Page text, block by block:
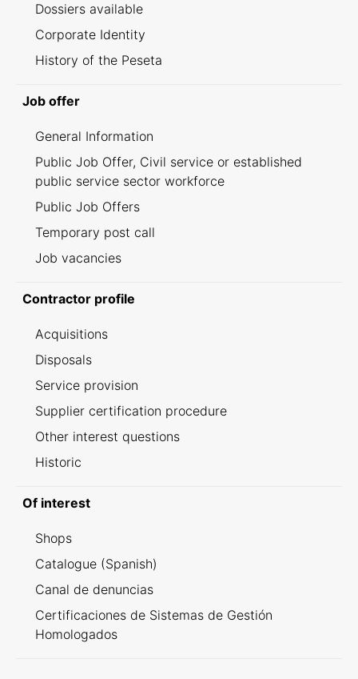
Dossiers available
Corporate Identity
History of the Peseta
Job offer
General Information
Public Job Offer, Civil service or established
public service sector workforce
Public Job Offers
Temporary post call
Job vacancies
Contractor profile
Acquisitions
Disposals
Service provision
Supplier certification procedure
Other interest questions
Historic
Of interest
Shops
Catalogue (Spanish)
Canal de denuncias
Certificaciones de Sistemas de Gestión
Homologados